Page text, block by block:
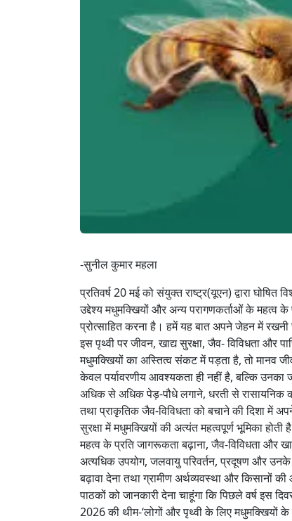
-सुनील कुमार महला
प्रतिवर्ष 20 मई को संयुक्त राष्ट्र(यूएन) द्वारा
उद्देश्य मधुमक्खियों और अन्य परागणकर्ताओं के महत्व
प्रोत्साहित करना है। हमें यह बात अपने जेहन में
इस पृथ्वी पर जीवन, खाद्य सुरक्षा, जैव- विविधता और
मधुमक्खियों का अस्तित्व संकट में पड़ता है, तो मानव
केवल पर्यावरणीय आवश्यकता ही नहीं है, बल्कि
अधिक से अधिक पेड़-पौधे लगाने, धरती से
तथा प्राकृतिक जैव-विविधता को बचाने की दिशा में
सुरक्षा में मधुमक्खियों की अत्यंत महत्वपूर्ण भूमिका
महत्व के प्रति जागरूकता बढ़ाना, जैव-विविधता और
अत्यधिक उपयोग, जलवायु परिवर्तन, प्रदूषण और
बढ़ावा देना तथा ग्रामीण अर्थव्यवस्था और किसानों
पाठकों को जानकारी देना चाहूंगा कि पिछले वर्ष इस
2026 की थीम-‘लोगों और पृथ्वी के लिए मधुमक्खियों के